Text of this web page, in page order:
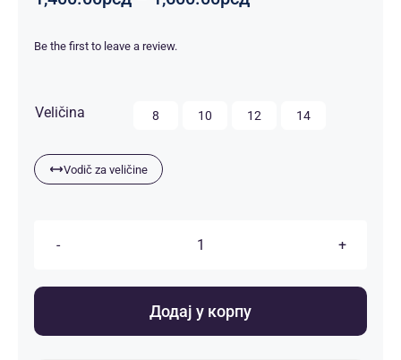
Be the first to leave a review.
Veličina 8 10 12 14
Vodič za veličine
Dečije
количина
Додај у корпу